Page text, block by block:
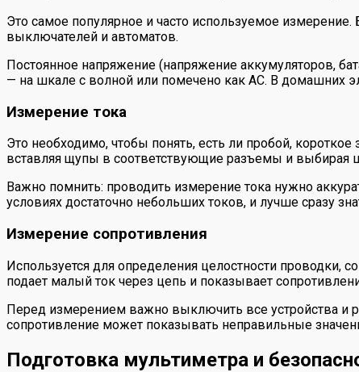
Это самое популярное и часто используемое
выключателей и автоматов.
Постоянное напряжение (напряжение аккумуляторов,
— на шкале с волной или помечено как AC. В домашних
Измерение тока
Это необходимо, чтобы понять, есть ли пробой,
вставляя щупы в соответствующие разъемы и выбирая
Важно помнить: проводить измерение тока нужно
условиях достаточно небольших токов, и лучше сразу
Измерение сопротивления
Используется для определения целостности проводки,
подает малый ток через цепь и показывает
Перед измерением важно выключить все устройства и
сопротивление может показывать неправильные
Подготовка мультиметра и